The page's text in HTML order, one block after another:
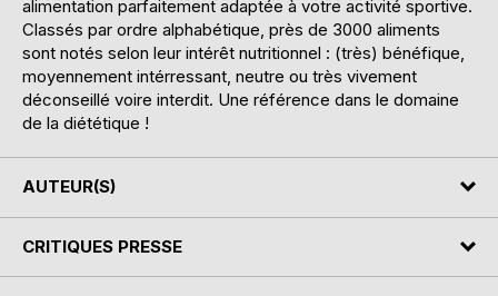
alimentation parfaitement adaptée à votre activité sportive.
Classés par ordre alphabétique, près de 3000 aliments
sont notés selon leur intérêt nutritionnel : (très) bénéfique,
moyennement intérressant, neutre ou très vivement
déconseillé voire interdit. Une référence dans le domaine
de la diététique !
AUTEUR(S)
CRITIQUES PRESSE